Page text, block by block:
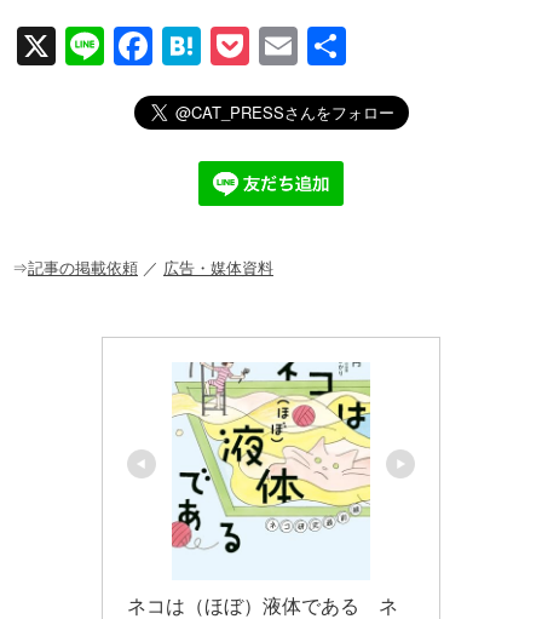
X
Li
F
a
c
o
H
at
e
n
a
P
o
ck
et
E
m
ail
有
⇒記事の掲載依頼 ／ 広告・媒体資料
ネコは（ほぼ）液体である　ネ